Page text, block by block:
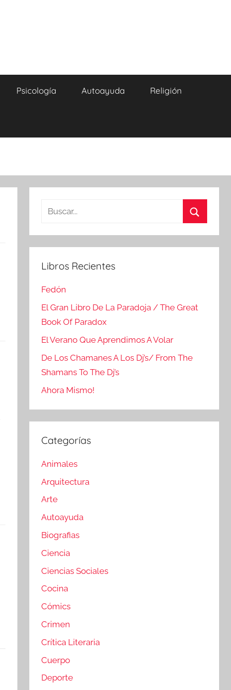
Psicología Autoayuda Religión
Buscar:
Libros Recientes
Fedón
El Gran Libro De La Paradoja / The Great
Book Of Paradox
El Verano Que Aprendimos A Volar
De Los Chamanes A Los Dj’s/ From The
Shamans To The Dj’s
Ahora Mismo!
Categorías
Animales
Arquitectura
Arte
Autoayuda
Biografias
Ciencia
Ciencias Sociales
Cocina
Cómics
Crimen
Crítica Literaria
Cuerpo
Deporte